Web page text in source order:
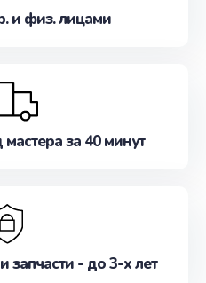
и физ. лицами
за 40 минут
запчасти - до 3-х лет